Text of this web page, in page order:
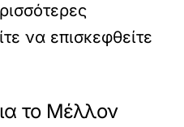
να επισκεφθείτε
το Μέλλον